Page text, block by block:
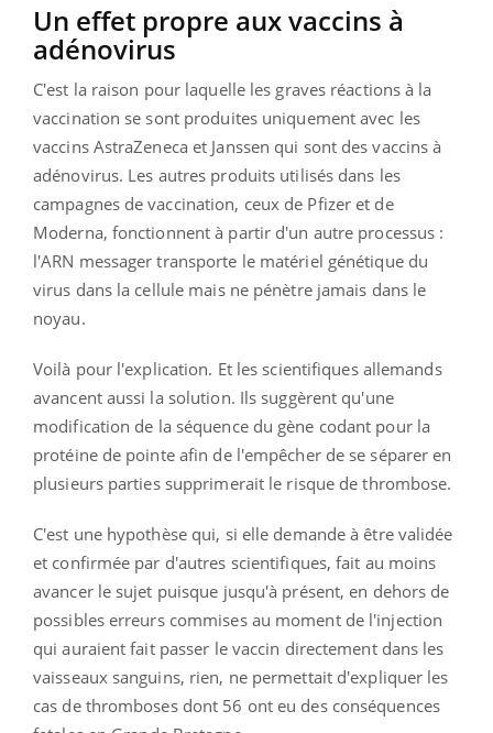
Un effet propre aux vaccins à
adénovirus
C'est la raison pour laquelle les graves réactions à la
vaccination se sont produites uniquement avec les
vaccins AstraZeneca et Janssen qui sont des vaccins à
adénovirus. Les autres produits utilisés dans les
campagnes de vaccination, ceux de Pfizer et de
Moderna, fonctionnent à partir d'un autre processus :
l'ARN messager transporte le matériel génétique du
virus dans la cellule mais ne pénètre jamais dans le
noyau.
Voilà pour l'explication. Et les scientifiques allemands
avancent aussi la solution. Ils suggèrent qu'une
modification de la séquence du gène codant pour la
protéine de pointe afin de l'empêcher de se séparer en
plusieurs parties supprimerait le risque de thrombose.
C'est une hypothèse qui, si elle demande à être validée
et confirmée par d'autres scientifiques, fait au moins
avancer le sujet puisque jusqu'à présent, en dehors de
possibles erreurs commises au moment de l'injection
qui auraient fait passer le vaccin directement dans les
vaisseaux sanguins, rien, ne permettait d'expliquer les
cas de thromboses dont 56 ont eu des conséquences